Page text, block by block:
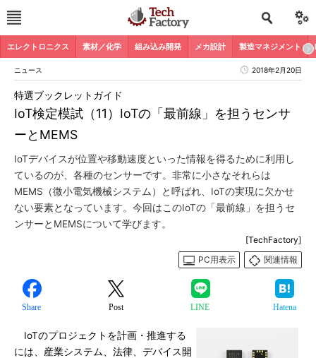
エレクトロニクス 素材／化学 組み込み開発 メカ設計 製造マネジメント
ニュース 2018年2月20日
IoT検定模試（11）IoTの「最前線」を担うセンサ
ーとMEMS
特選ブックレットガイド
IoTデバイスが位置や移動速度といった情報を得るために利用し
ているのが、各種のセンサーです。非常に小さなそれらは
MEMS（微小電気機械システム）と呼ばれ、IoTの実現に欠かせ
ない要素となっています。今回はこのIoTの「最前線」を担うセ
ンサーとMEMSについて学びます。
[TechFactory]
PC用表示
関連情報
Share Post LINE Hatena
IoTのプロジェクトを計画・推進する
には、産業システム、法律、デバイス開